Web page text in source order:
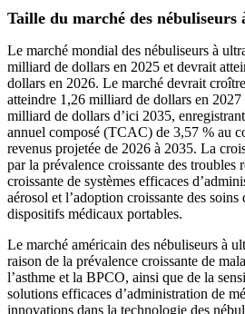
Taille du marché des nébuliseurs
Le marché mondial des nébuliseurs à
milliard de dollars en 2025 et devrait
dollars en 2026. Le marché devrait
atteindre 1,26 milliard de dollars en 2027
milliard de dollars d’ici 2035,
annuel composé (TCAC) de 3,57 % au
revenus projetée de 2026 à 2035. La
par la prévalence croissante des troubles
croissante de systèmes efficaces
aérosol et l’adoption croissante des
dispositifs médicaux portables.
Le marché américain des nébuliseurs à
raison de la prévalence croissante de
l’asthme et la BPCO, ainsi que de la
solutions efficaces d’administration de
innovations dans la technologie des